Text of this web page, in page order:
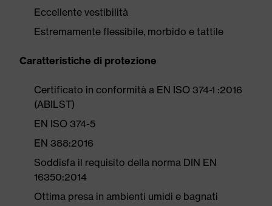
Eccellente vestibilità
Estremamente flessibile, morbido e tattile
Caratteristiche di protezione
Certificato in conformità a EN ISO 374-1 :2016
(ABILST)
EN ISO 374-5
EN 388:2016
Soddisfa il requisito della norma DIN EN
16350:2014
Ottima presa in ambienti umidi e bagnati